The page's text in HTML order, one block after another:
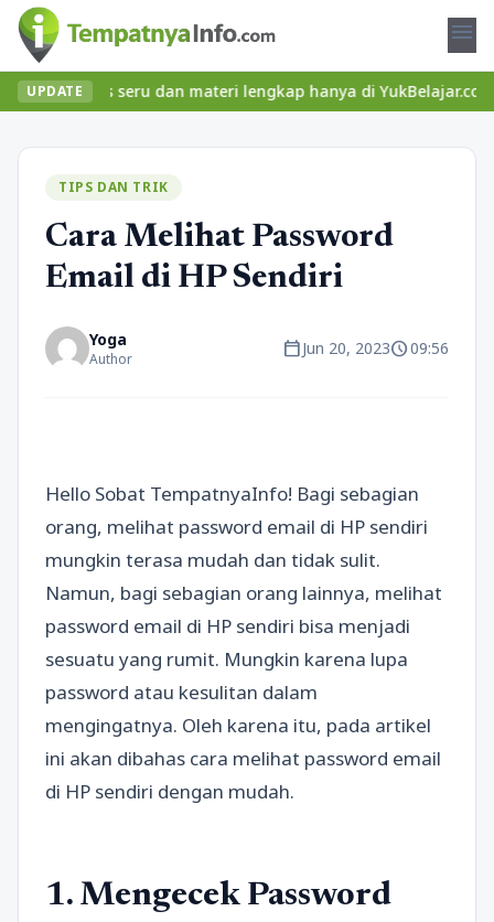
menu
UPDATE
seru dan materi lengkap hanya di YukBelajar.com.
TIPS DAN TRIK
Cara Melihat Password
Email di HP Sendiri
Yoga
Author calendar_todayJun 20, 2023schedule09:56
Hello Sobat TempatnyaInfo! Bagi sebagian
orang, melihat password email di HP sendiri
mungkin terasa mudah dan tidak sulit.
Namun, bagi sebagian orang lainnya, melihat
password email di HP sendiri bisa menjadi
sesuatu yang rumit. Mungkin karena lupa
password atau kesulitan dalam
mengingatnya. Oleh karena itu, pada artikel
ini akan dibahas cara melihat password email
di HP sendiri dengan mudah.
1. Mengecek Password